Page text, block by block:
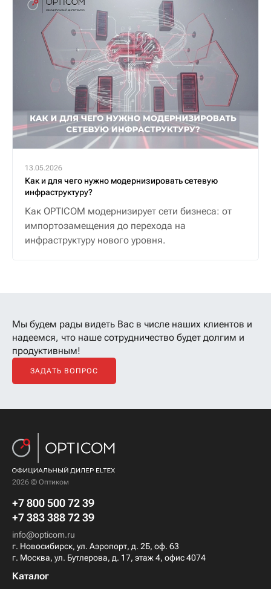
13.05.2026
Как и для чего нужно модернизировать сетевую
инфраструктуру?
Как OPTICOM модернизирует сети бизнеса: от
импортозамещения до перехода на
инфраструктуру нового уровня.
Мы будем рады видеть Вас в числе наших клиентов и
надеемся, что наше сотрудничество будет долгим и
продуктивным!
ЗАДАТЬ ВОПРОС
2026 © Оптиком
+7 800 500 72 39
+7 383 388 72 39
info@opticom.ru
г. Новосибирск, ул. Аэропорт, д. 2Б, оф. 63
г. Москва, ул. Бутлерова, д. 17, этаж 4, офис 4074
Каталог